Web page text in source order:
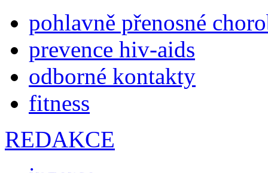
pohlavně přenosné
prevence hiv-aids
odborné kontakty
fitness
REDAKCE